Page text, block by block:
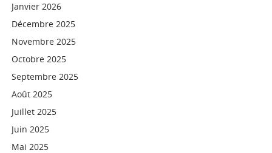
Janvier 2026
Décembre 2025
Novembre 2025
Octobre 2025
Septembre 2025
Août 2025
Juillet 2025
Juin 2025
Mai 2025